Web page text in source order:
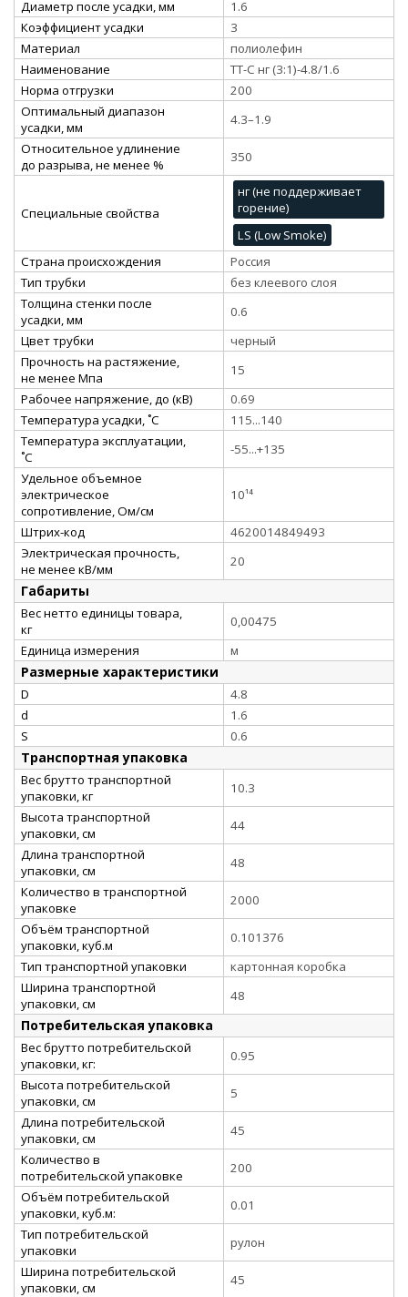
Диаметр после усадки, мм
1.6
Коэффициент усадки
3
Материал
полиолефин
Наименование
ТТ-С нг (3:1)-4.8/1.6
Норма отгрузки
200
Оптимальный диапазон
усадки, мм
4.3–1.9
Относительное удлинение
до разрыва, не менее %
350
Специальные свойства
нг (не поддерживает
горение)
LS (Low Smoke)
Страна происхождения
Россия
Тип трубки
без клеевого слоя
Толщина стенки после
усадки, мм
0.6
Цвет трубки
черный
Прочность на растяжение,
не менее Мпа
15
Рабочее напряжение, до (кВ)
0.69
Температура усадки, ˚С
115...140
Температура эксплуатации,
˚С
-55...+135
Удельное объемное
электрическое
сопротивление, Ом/см
10¹⁴
Штрих-код
4620014849493
Электрическая прочность,
не менее кВ/мм
20
Габариты
Вес нетто единицы товара,
кг
0,00475
Единица измерения
м
Размерные характеристики
D
4.8
d
1.6
S
0.6
Транспортная упаковка
Вес брутто транспортной
упаковки, кг
10.3
Высота транспортной
упаковки, см
44
Длина транспортной
упаковки, см
48
Количество в транспортной
упаковке
2000
Объём транспортной
упаковки, куб.м
0.101376
Тип транспортной упаковки
картонная коробка
Ширина транспортной
упаковки, см
48
Потребительская упаковка
Вес брутто потребительской
упаковки, кг:
0.95
Высота потребительской
упаковки, см
5
Длина потребительской
упаковки, см
45
Количество в
потребительской упаковке
200
Объём потребительской
упаковки, куб.м:
0.01
Тип потребительской
упаковки
рулон
Ширина потребительской
упаковки, см
45